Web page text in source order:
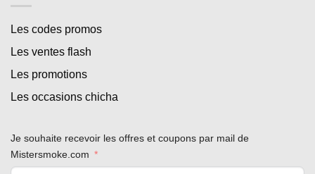
Les codes promos
Les ventes flash
Les promotions
Les occasions chicha
Je souhaite recevoir les offres et coupons par mail de
Mistersmoke.com